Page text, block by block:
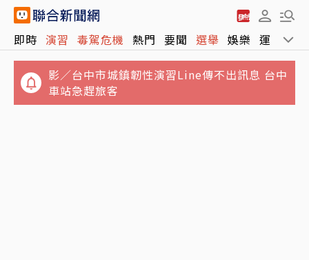
即時 演習 毒駕危機 熱門 要聞 選舉 娛樂 運動 全
影／台中市城鎮韌性演習Line傳不出訊息 台中
車站急趕旅客